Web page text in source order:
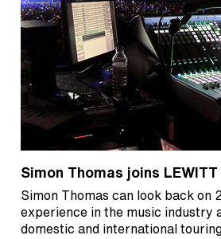
Simon Thomas joins LEWITT
Simon Thomas can look back on
experience in the music industry
domestic and international